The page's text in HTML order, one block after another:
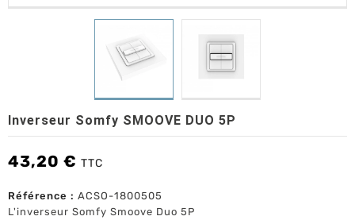
Inverseur Somfy SMOOVE DUO 5P
43,20 € TTC
Référence : ACSO-1800505
L'inverseur Somfy Smoove Duo 5P